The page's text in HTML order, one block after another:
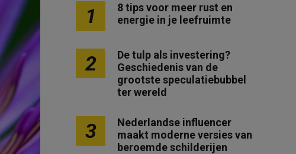
1
8 tips voor meer rust en
energie in je leefruimte
2
De tulp als investering?
Geschiedenis van de
grootste speculatiebubbel
ter wereld
3
Nederlandse influencer
maakt moderne versies van
beroemde schilderijen